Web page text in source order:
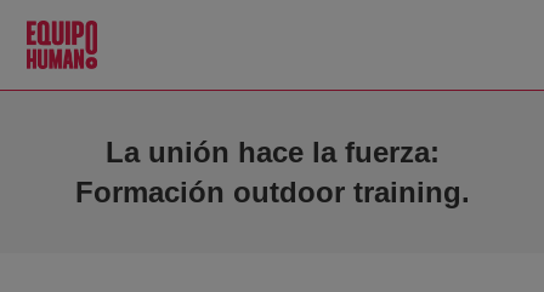
La unión hace la fuerza:
Formación outdoor training.